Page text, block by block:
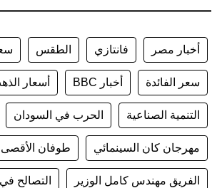
أخبار مصر فانتازي الطقس
سعر الفائدة أخبار BBC أسعار
التنمية الصناعية الحرب في السودان
مهرجان كان السينمائي طوفان الأقصى
الفريق مهندس كامل الوزير التصالح